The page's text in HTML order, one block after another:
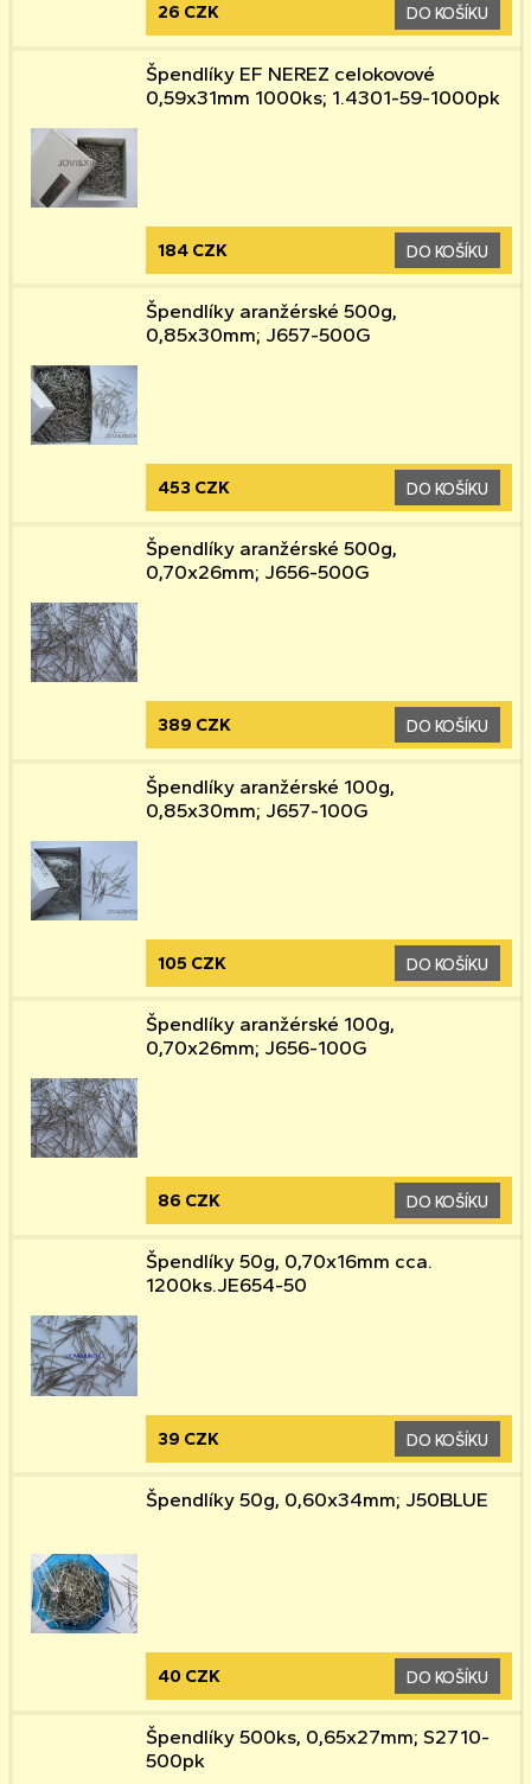
26 CZK DO KOŠÍKU
Špendlíky EF NEREZ celokovové
0,59x31mm 1000ks; 1.4301-59-1000pk
184 CZK DO KOŠÍKU
Špendlíky aranžérské 500g,
0,85x30mm; J657-500G
453 CZK DO KOŠÍKU
Špendlíky aranžérské 500g,
0,70x26mm; J656-500G
389 CZK DO KOŠÍKU
Špendlíky aranžérské 100g,
0,85x30mm; J657-100G
105 CZK DO KOŠÍKU
Špendlíky aranžérské 100g,
0,70x26mm; J656-100G
86 CZK DO KOŠÍKU
Špendlíky 50g, 0,70x16mm cca.
1200ks.JE654-50
39 CZK DO KOŠÍKU
Špendlíky 50g, 0,60x34mm; J50BLUE
40 CZK DO KOŠÍKU
Špendlíky 500ks, 0,65x27mm; S2710-
500pk